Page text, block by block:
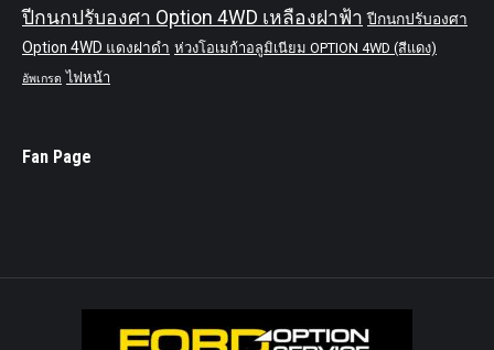
ปีกนกปรับองศา Option 4WD เหลืองฝาฟ้า ปีกนกปรับองศา
Option 4WD แดงฝาดำ ห่วงโอเมก้าอลูมิเนียม OPTION 4WD (สีแดง)
อัพเกรด ไฟหน้า
Fan Page